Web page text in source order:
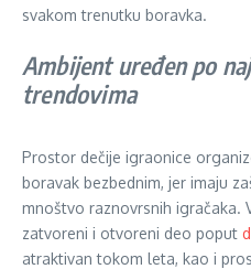
svakom trenutku boravka.
Ambijent uređen po
trendovima
Prostor dečije igraonice
boravak bezbednim, jer imaju
mnoštvo raznovrsnih igračaka.
zatvoreni i otvoreni deo poput
atraktivan tokom leta, kao i